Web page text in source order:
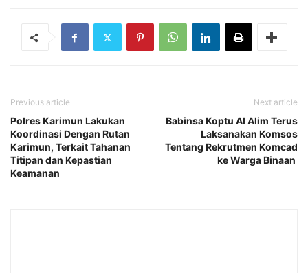
Previous article
Polres Karimun Lakukan
Koordinasi Dengan Rutan
Karimun, Terkait Tahanan
Titipan dan Kepastian
Keamanan
Next article
Babinsa Koptu Al Alim Terus
Laksanakan Komsos
Tentang Rekrutmen Komcad
ke Warga Binaan